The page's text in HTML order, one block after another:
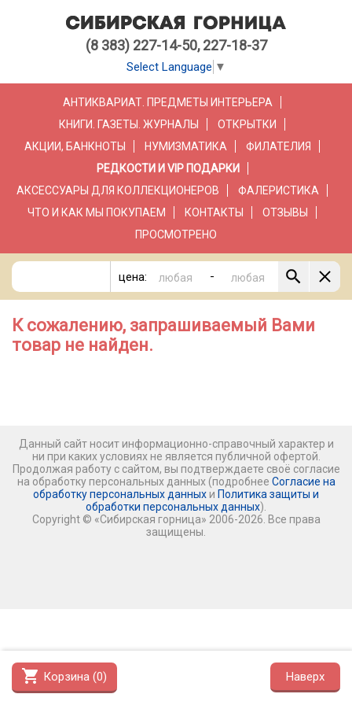
(8 383) 227-14-50, 227-18-37
Select Language ▼
АНТИКВАРИАТ. ПРЕДМЕТЫ ИНТЕРЬЕРА
КНИГИ. ГАЗЕТЫ. ЖУРНАЛЫ
ОТКРЫТКИ
АКЦИИ, БАНКНОТЫ
НУМИЗМАТИКА
ФИЛАТЕЛИЯ
РЕДКОСТИ И VIP ПОДАРКИ
АКСЕССУАРЫ ДЛЯ КОЛЛЕКЦИОНЕРОВ
ФАЛЕРИСТИКА
ЧТО И КАК МЫ ПОКУПАЕМ
КОНТАКТЫ
ОТЗЫВЫ
ПРОСМОТРЕНО
цена: -
shopping_cart Корзина (0) Наверх
К сожалению, запрашиваемый Вами
товар не найден.
Данный сайт носит информационно-справочный характер и
ни при каких условиях не является публичной офертой.
Продолжая работу с сайтом, вы подтверждаете своё согласие
на обработку персональных данных (подробнее Согласие на
обработку персональных данных и Политика защиты и
обработки персональных данных).
Copyright © «Сибирская горница» 2006-2026. Все права
защищены.